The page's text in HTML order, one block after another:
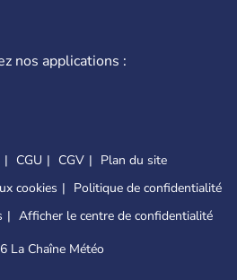
nos applications :
CGU CGV
Plan du site
cookies
Politique de confidentialité
Afficher le centre de confidentialité
La Chaîne Météo